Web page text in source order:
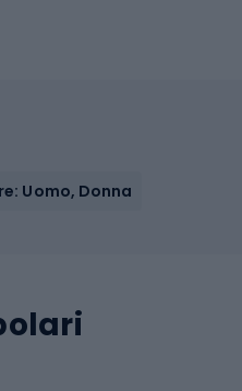
Uomo, Donna